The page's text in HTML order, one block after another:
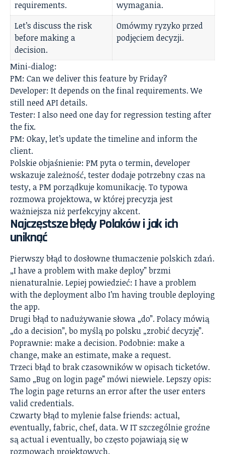
requirements.
wymagania.
Let’s discuss the risk
before making a
decision.
Omówmy ryzyko przed
podjęciem decyzji.
Mini-dialog:
PM: Can we deliver this feature by Friday?
Developer: It depends on the final requirements. We
still need API details.
Tester: I also need one day for regression testing after
the fix.
PM: Okay, let’s update the timeline and inform the
client.
Polskie objaśnienie: PM pyta o termin, developer
wskazuje zależność, tester dodaje potrzebny czas na
testy, a PM porządkuje komunikację. To typowa
rozmowa projektowa, w której precyzja jest
ważniejsza niż perfekcyjny akcent.
Najczęstsze błędy Polaków i jak ich
uniknąć
Pierwszy błąd to dosłowne tłumaczenie polskich zdań.
„I have a problem with make deploy” brzmi
nienaturalnie. Lepiej powiedzieć: I have a problem
with the deployment albo I’m having trouble deploying
the app.
Drugi błąd to nadużywanie słowa „do”. Polacy mówią
„do a decision”, bo myślą po polsku „zrobić decyzję”.
Poprawnie: make a decision. Podobnie: make a
change, make an estimate, make a request.
Trzeci błąd to brak czasowników w opisach ticketów.
Samo „Bug on login page” mówi niewiele. Lepszy opis:
The login page returns an error after the user enters
valid credentials.
Czwarty błąd to mylenie false friends: actual,
eventually, fabric, chef, data. W IT szczególnie groźne
są actual i eventually, bo często pojawiają się w
rozmowach projektowych.